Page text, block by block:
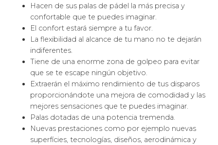
Hacen de sus palas de pádel la más precisa y
confortable que te puedes imaginar.
El confort estará siempre a tu favor.
La flexibilidad al alcance de tu mano no te dejarán
indiferentes.
Tiene de una enorme zona de golpeo para evitar
que se te escape ningún objetivo.
Extraerán el máximo rendimiento de tus disparos
proporcionándote una mejora de comodidad y las
mejores sensaciones que te puedes imaginar.
Palas dotadas de una potencia tremenda.
Nuevas prestaciones como por ejemplo nuevas
superfícies, tecnologías, diseños, aerodinámica y